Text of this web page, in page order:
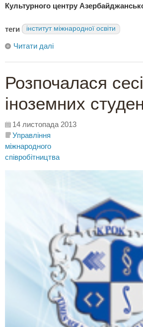
Культурного центру
теги інститут міжнародної освіти
Читати далі
Розпочалася
іноземних
14 листопада 2013
Управління
міжнародного
співробітництва